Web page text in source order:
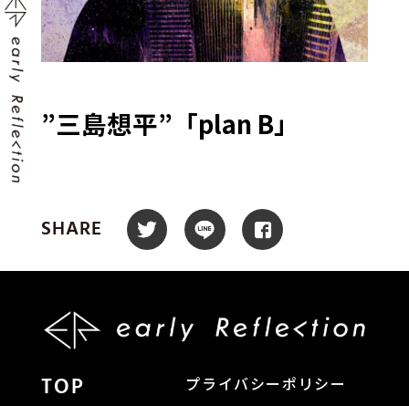
”三島想平”「plan B」
SHARE
TOP プライバシーポリシー